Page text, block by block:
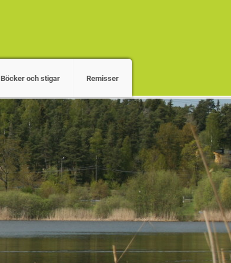
Böcker och stigar Remisser